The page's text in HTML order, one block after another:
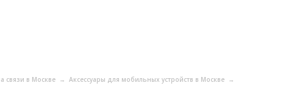
связи в Москве → Аксессуары для мобильных устройств в Москве →